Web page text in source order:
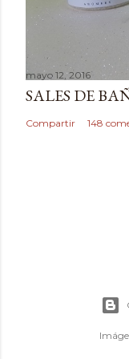
mayo 12, 2016
SALES DE
Compartir 148